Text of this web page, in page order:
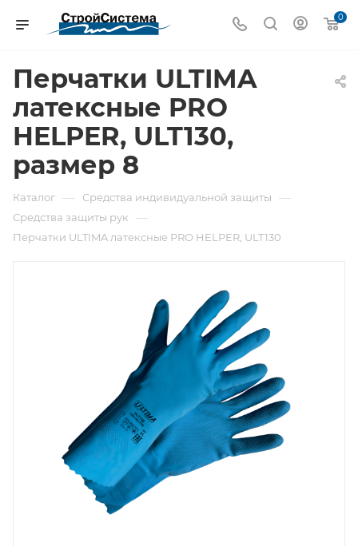
0
Перчатки ULTIMA
латексные PRO
HELPER, ULT130,
размер 8
Каталог — Средства индивидуальной защиты —
Средства защиты рук —
Перчатки ULTIMA латексные PRO HELPER, ULT130